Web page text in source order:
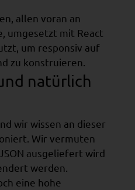
allen voran an
umgesetzt mit React
um responsiv auf
zu konstruieren.
natürlich
wir wissen an dieser
Wir vermuten
ausgeliefert wird
werden.
eine hohe